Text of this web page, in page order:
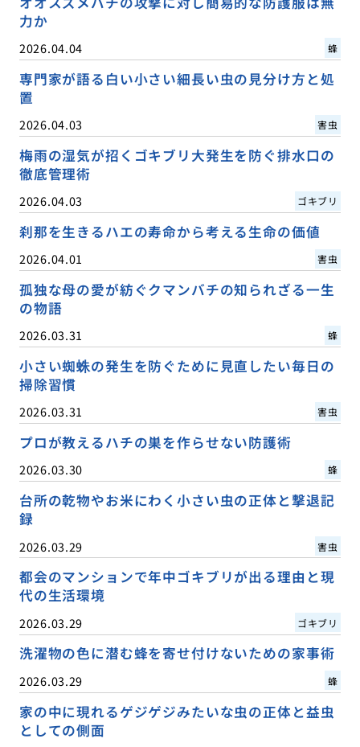
力か
2026.04.04 蜂
専門家が語る白い小さい細長い虫の見分け方と処
置
2026.04.03 害虫
梅雨の湿気が招くゴキブリ大発生を防ぐ排水口の
徹底管理術
2026.04.03 ゴキブリ
刹那を生きるハエの寿命から考える生命の価値
2026.04.01 害虫
孤独な母の愛が紡ぐクマンバチの知られざる一生
の物語
2026.03.31 蜂
小さい蜘蛛の発生を防ぐために見直したい毎日の
掃除習慣
2026.03.31 害虫
プロが教えるハチの巣を作らせない防護術
2026.03.30 蜂
台所の乾物やお米にわく小さい虫の正体と撃退記
録
2026.03.29 害虫
都会のマンションで年中ゴキブリが出る理由と現
代の生活環境
2026.03.29 ゴキブリ
洗濯物の色に潜む蜂を寄せ付けないための家事術
2026.03.29 蜂
家の中に現れるゲジゲジみたいな虫の正体と益虫
としての側面